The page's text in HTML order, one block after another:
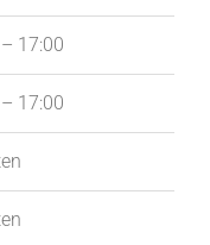
17:00
17:00